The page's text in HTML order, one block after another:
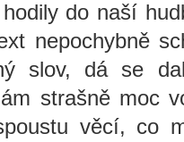
do naší
nepochybně
slov, dá se
strašně moc
věcí, co